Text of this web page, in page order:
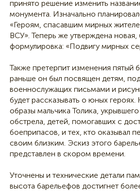
принято решение изменить
монумента. Изначально
«Героям, спасавшим мирных
ВСУ». Теперь же утверждена новая,
формулировка: «Подвигу мирных
Также претерпит изменения пятый
раньше он был посвящен детям,
военнослужащих письмами и
будет рассказывать о юных
образы мальчика Толика,
обстрела, детей, помогавших с
боеприпасов, и тех, кто оказывал
своим близким. Эскиз этого
представлен в скором времени.
Уточнены и технические детали
высота барельефов достигнет